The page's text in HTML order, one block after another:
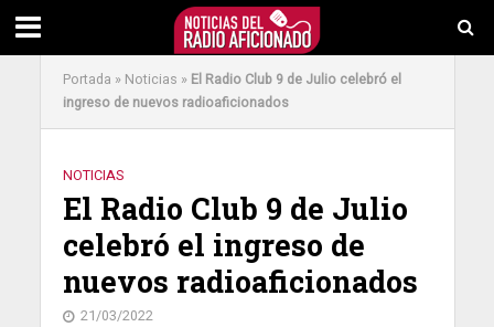
Portada » Noticias » El Radio Club 9 de Julio celebró el
ingreso de nuevos radioaficionados
NOTICIAS
El Radio Club 9 de Julio
celebró el ingreso de
nuevos radioaficionados
21/03/2022